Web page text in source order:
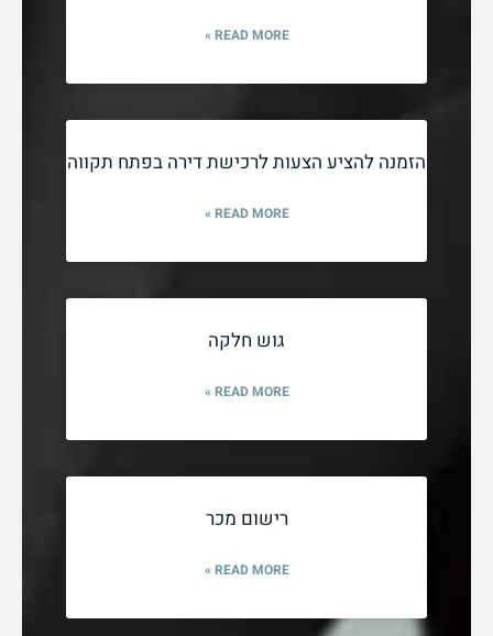
READ MORE »
הזמנה להציע הצעות לרכישת דירה בפתח תקווה
READ MORE »
גוש חלקה
READ MORE »
רישום מכר
READ MORE »